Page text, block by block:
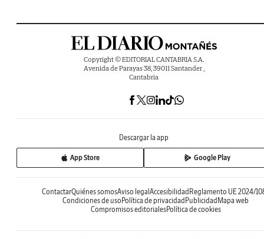
Copyright © EDITORIAL CANTABRIA S.A.
Avenida de Parayas 38, 39011 Santander ,
Cantabria
Descargar la app
App Store Google Play
ContactarQuiénes somosAviso legalAccesibilidadReglamento UE 2024/
Condiciones de usoPolítica de privacidadPublicidadMapa web
Compromisos editorialesPolítica de cookies